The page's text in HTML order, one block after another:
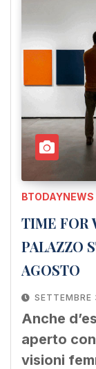
BTODAYNEWS
TIME FOR
PALAZZO
AGOSTO
Anche
aperto
visioni